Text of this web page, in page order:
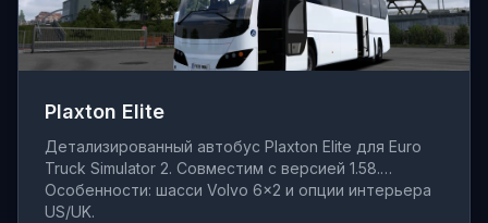
Plaxton Elite
Детализированный автобус Plaxton Elite для Euro
Truck Simulator 2. Совместим с версией 1.58.
Особенности: шасси Volvo 6×2 и опции интерьера
US/UK.